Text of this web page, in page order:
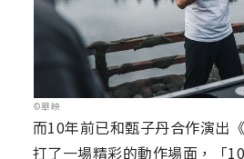
©華映
而10年前已和甄子丹合作演出
打了一場精彩的動作場面，「